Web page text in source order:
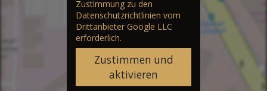
Zustimmung zu den
Datenschutzrichtlinien vom
Drittanbieter Google LLC
erforderlich.
Zustimmen und
aktivieren